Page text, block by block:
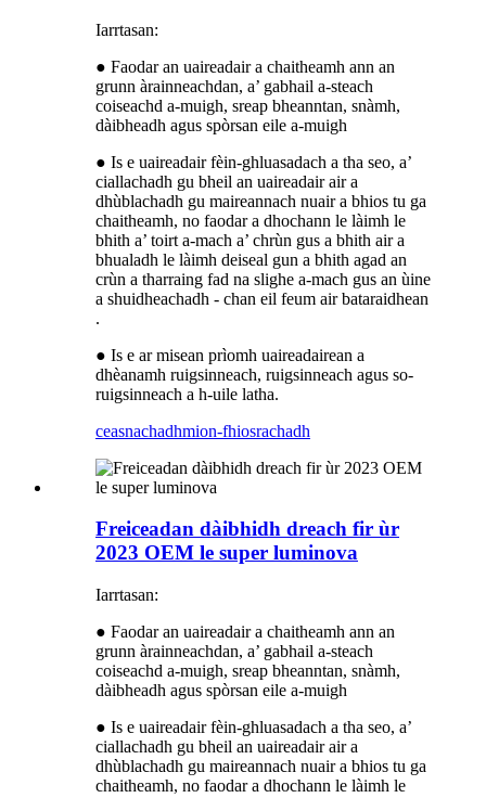
Iarrtasan:
● Faodar an uaireadair a chaitheamh ann an
grunn àrainneachdan, a’ gabhail a-steach
coiseachd a-muigh, sreap bheanntan, snàmh,
dàibheadh ​​​​agus spòrsan eile a-muigh
● Is e uaireadair fèin-ghluasadach a tha seo, a’
ciallachadh gu bheil an uaireadair air a
dhùblachadh gu maireannach nuair a bhios tu ga
chaitheamh, no faodar a dhochann le làimh le
bhith a’ toirt a-mach a’ chrùn gus a bhith air a
bhualadh le làimh deiseal gun a bhith agad an
crùn a tharraing fad na slighe a-mach gus an ùine
a shuidheachadh - chan eil feum air bataraidhean
.
● Is e ar misean prìomh uaireadairean a
dhèanamh ruigsinneach, ruigsinneach agus so-
ruigsinneach a h-uile latha.
ceasnachadhmion-fhiosrachadh
Freiceadan dàibhidh dreach fir ùr
2023 OEM le super luminova
Iarrtasan:
● Faodar an uaireadair a chaitheamh ann an
grunn àrainneachdan, a’ gabhail a-steach
coiseachd a-muigh, sreap bheanntan, snàmh,
dàibheadh ​​​​agus spòrsan eile a-muigh
● Is e uaireadair fèin-ghluasadach a tha seo, a’
ciallachadh gu bheil an uaireadair air a
dhùblachadh gu maireannach nuair a bhios tu ga
chaitheamh, no faodar a dhochann le làimh le